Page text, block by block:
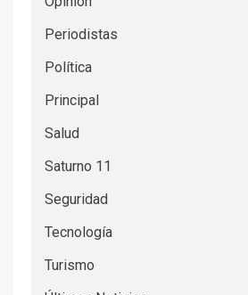
Periodistas
Política
Principal
Salud
Saturno 11
Seguridad
Tecnología
Turismo